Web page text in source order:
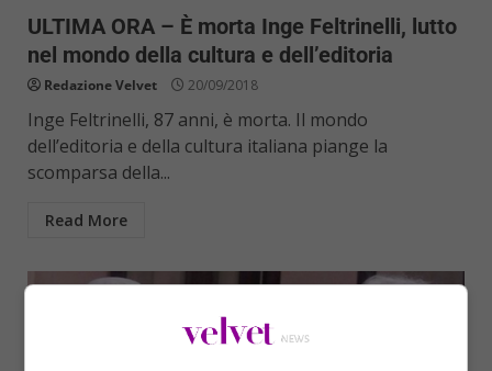
ULTIMA ORA – È morta Inge Feltrinelli, lutto
nel mondo della cultura e dell’editoria
Redazione Velvet 20/09/2018
Inge Feltrinelli, 87 anni, è morta. Il mondo
dell’editoria e della cultura italiana piange la
scomparsa della...
Read More